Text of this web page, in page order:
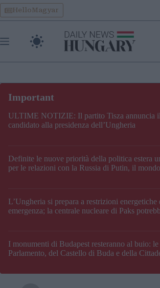
Skip
to
content
HelloMagyar
ULTIME NOTIZIE: Il partito Tisza annuncia
candidato alla presidenza dell’Ungheria
Definite le nuove priorità della politica estera
per le relazioni con la Russia di Putin, il
L’Ungheria si prepara a restrizioni energetiche
emergenza; la centrale nucleare di Paks
I monumenti di Budapest resteranno al buio:
Parlamento, del Castello di Buda e della